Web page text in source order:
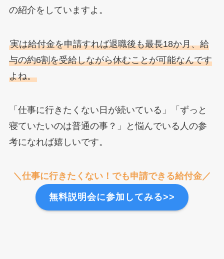
の紹介をしていますよ。
実は給付金を申請すれば退職後も最長18か月、給
与の約6割を受給しながら休むことが可能なんです
よね。
「仕事に行きたくない日が続いている」「ずっと
寝ていたいのは普通の事？」と悩んでいる人の参
考になれば嬉しいです。
＼仕事に行きたくない！でも申請できる給付金／
無料説明会に参加してみる>>